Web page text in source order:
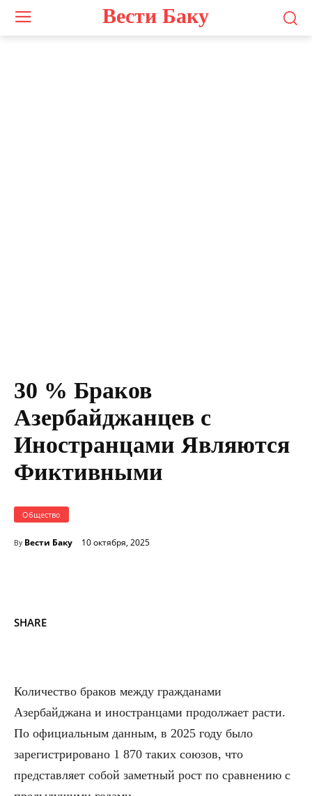
Вести Баку
30 % Браков
Азербайджанцев с
Иностранцами Являются
Фиктивными
Общество
By Вести Баку 10 октября, 2025
SHARE
Количество браков между гражданами
Азербайджана и иностранцами продолжает расти.
По официальным данным, в 2025 году было
зарегистрировано 1 870 таких союзов, что
представляет собой заметный рост по сравнению с